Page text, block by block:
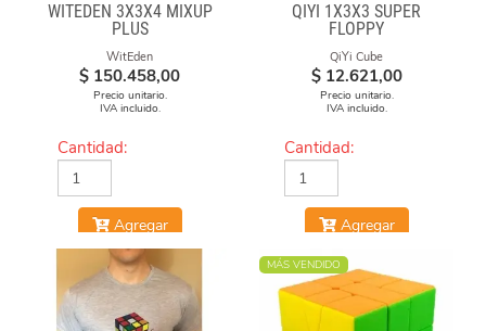
WITEDEN 3X3X4 MIXUP
PLUS
WitEden
$ 150.458,00
Precio unitario.
IVA incluido.
Cantidad:
Agregar
QIYI 1X3X3 SUPER
FLOPPY
QiYi Cube
$ 12.621,00
Precio unitario.
IVA incluido.
Cantidad:
Agregar
MÁS VENDIDO